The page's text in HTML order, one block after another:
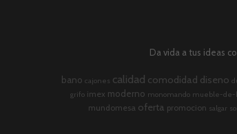
Da vida a tus ideas
bano cajones calidad comodidad diseno
grifo imex moderno monomando mueble-de-
mundomesa oferta promocion salgar